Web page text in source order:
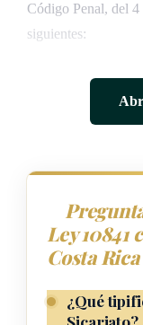
Código Penal, del
siguientes:
Se impondrá pena
quien, en razón de
organización
remuneratoria.
REFORMA Art.
públicas de
Quien
homicidio por
Ley
Costa Rica
¿Qué
Sicariato?